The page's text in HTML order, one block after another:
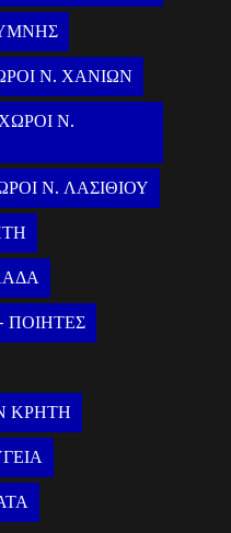
Ν. ΧΑΝΙΩΝ
Ν.
Ν. ΛΑΣΙΘΙΟΥ
ΠΟΙΗΤΕΣ
ΚΡΗΤΗ